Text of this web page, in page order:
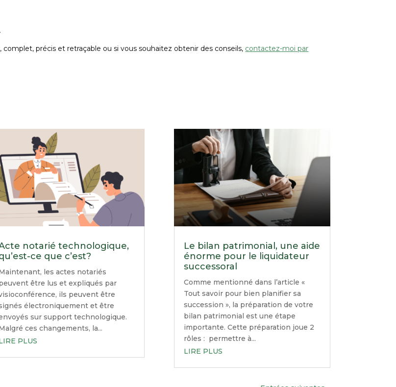
.
précis et retraçable ou si vous souhaitez obtenir des conseils, contactez-moi par
notarié technologique,
ce que c’est?
les actes notariés
être lus et expliqués par
ils peuvent être
électroniquement et être
sur support technologique.
ces changements, la...
PLUS
Le bilan patrimonial, une aide
énorme pour le liquidateur
successoral
Comme mentionné dans l’article «
Tout savoir pour bien planifier sa
succession », la préparation de votre
bilan patrimonial est une étape
importante. Cette préparation joue 2
rôles : permettre à...
LIRE PLUS